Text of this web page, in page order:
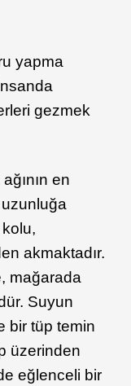
yapma
gezmek
en
akmaktadır.
mağarada
Suyun
bir tüp temin
üzerinden
eğlenceli bir